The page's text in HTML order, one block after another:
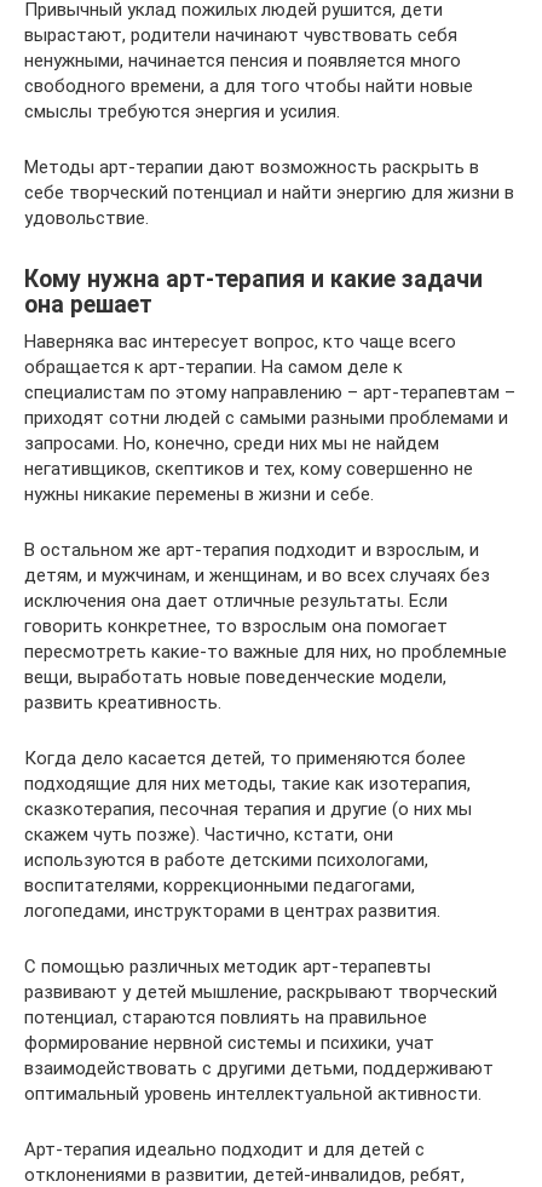
Привычный уклад пожилых людей рушится, дети
вырастают, родители начинают чувствовать себя
ненужными, начинается пенсия и появляется много
свободного времени, а для того чтобы найти новые
смыслы требуются энергия и усилия.
Методы арт-терапии дают возможность раскрыть в
себе творческий потенциал и найти энергию для жизни в
удовольствие.
Кому нужна арт-терапия и какие задачи
она решает
Наверняка вас интересует вопрос, кто чаще всего
обращается к арт-терапии. На самом деле к
специалистам по этому направлению – арт-терапевтам –
приходят сотни людей с самыми разными проблемами и
запросами. Но, конечно, среди них мы не найдем
негативщиков, скептиков и тех, кому совершенно не
нужны никакие перемены в жизни и себе.
В остальном же арт-терапия подходит и взрослым, и
детям, и мужчинам, и женщинам, и во всех случаях без
исключения она дает отличные результаты. Если
говорить конкретнее, то взрослым она помогает
пересмотреть какие-то важные для них, но проблемные
вещи, выработать новые поведенческие модели,
развить креативность.
Когда дело касается детей, то применяются более
подходящие для них методы, такие как изотерапия,
сказкотерапия, песочная терапия и другие (о них мы
скажем чуть позже). Частично, кстати, они
используются в работе детскими психологами,
воспитателями, коррекционными педагогами,
логопедами, инструкторами в центрах развития.
С помощью различных методик арт-терапевты
развивают у детей мышление, раскрывают творческий
потенциал, стараются повлиять на правильное
формирование нервной системы и психики, учат
взаимодействовать с другими детьми, поддерживают
оптимальный уровень интеллектуальной активности.
Арт-терапия идеально подходит и для детей с
отклонениями в развитии, детей-инвалидов, ребят,